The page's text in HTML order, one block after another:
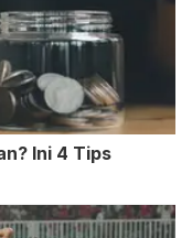
Ini 4 Tips